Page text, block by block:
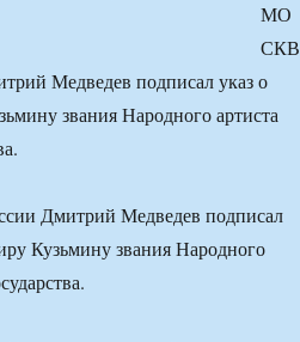
МО
СКВ
Медведев подписал указ о
звания Народного артиста
Дмитрий Медведев подписал
Кузьмину звания Народного